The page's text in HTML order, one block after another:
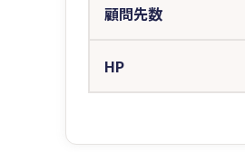
顧問先数
HP